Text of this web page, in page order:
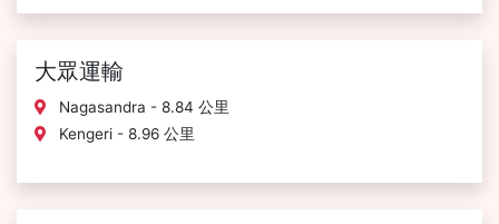
大眾運輸
Nagasandra - 8.84 公里
Kengeri - 8.96 公里